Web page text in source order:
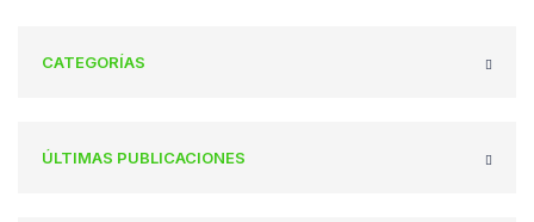
CATEGORÍAS
ÚLTIMAS PUBLICACIONES